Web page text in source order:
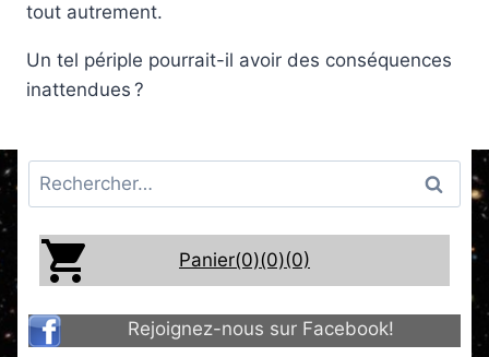
tout autrement.
Un tel périple pourrait-il avoir des conséquences
inattendues ?
Rechercher :
Panier(0)(0)(0)
Rejoignez-nous sur Facebook!